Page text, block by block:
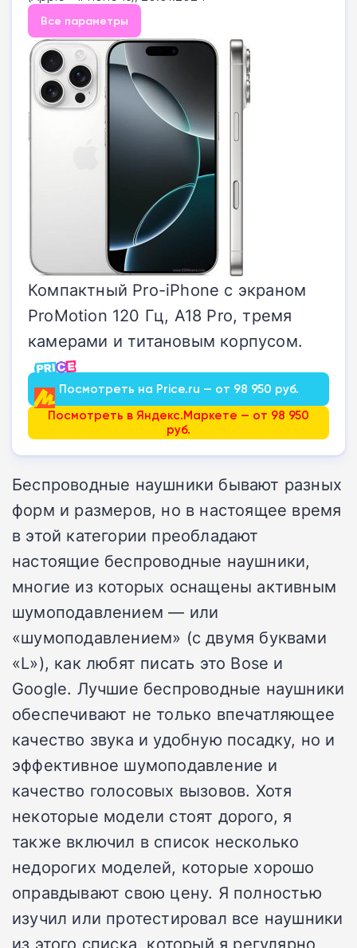
Все параметры
Компактный Pro-iPhone с экраном
ProMotion 120 Гц, A18 Pro, тремя
камерами и титановым корпусом.
Посмотреть на Price.ru — от 98 950 руб.
Посмотреть в Яндекс.Маркете — от 98 950
руб.
Беспроводные наушники бывают разных
форм и размеров, но в настоящее время
в этой категории преобладают
настоящие беспроводные наушники,
многие из которых оснащены активным
шумоподавлением — или
«шумоподавлением» (с двумя буквами
«L»), как любят писать это Bose и
Google. Лучшие беспроводные наушники
обеспечивают не только впечатляющее
качество звука и удобную посадку, но и
эффективное шумоподавление и
качество голосовых вызовов. Хотя
некоторые модели стоят дорого, я
также включил в список несколько
недорогих моделей, которые хорошо
оправдывают свою цену. Я полностью
изучил или протестировал все наушники
из этого списка, который я регулярно